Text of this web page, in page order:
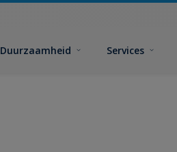
Duurzaamheid Services